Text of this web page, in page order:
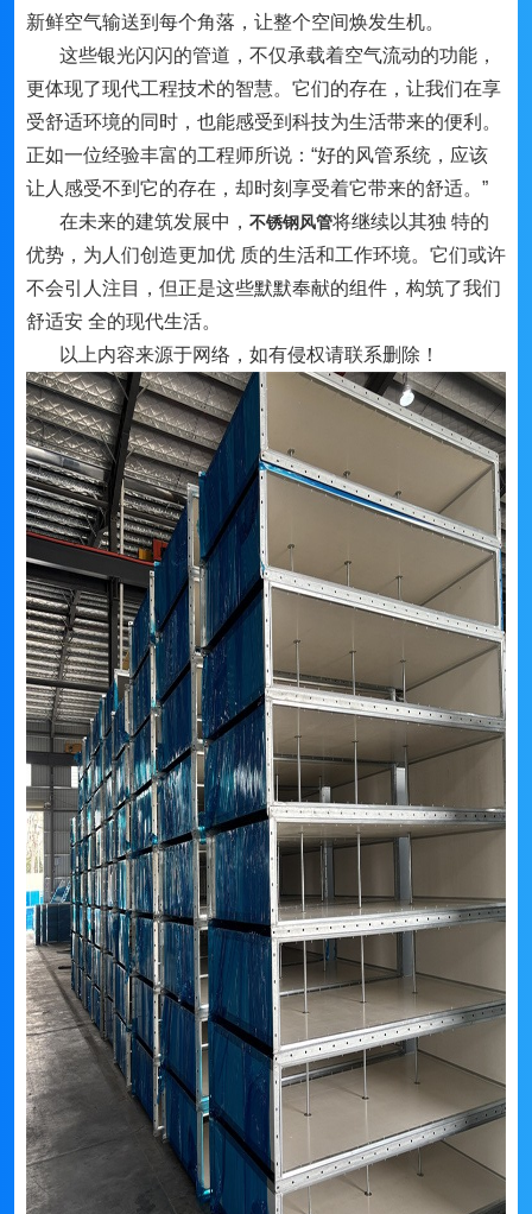
新鲜空气输送到每个角落，让整个空间焕发生机。
这些银光闪闪的管道，不仅承载着空气流动的功能，
更体现了现代工程技术的智慧。它们的存在，让我们在享
受舒适环境的同时，也能感受到科技为生活带来的便利。
正如一位经验丰富的工程师所说：“好的风管系统，应该
让人感受不到它的存在，却时刻享受着它带来的舒适。”
在未来的建筑发展中， 不锈钢风管将继续以其独 特的
优势，为人们创造更加优 质的生活和工作环境。它们或许
不会引人注目，但正是这些默默奉献的组件，构筑了我们
舒适安 全的现代生活。
以上内容来源于网络，如有侵权请联系删除！